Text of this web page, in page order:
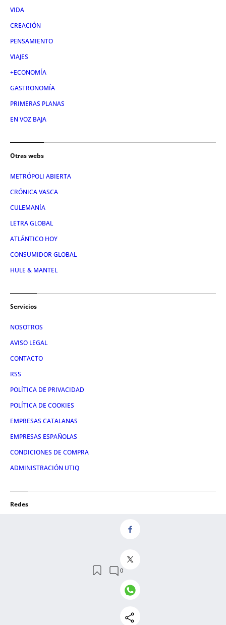
VIDA
CREACIÓN
PENSAMIENTO
VIAJES
+ECONOMÍA
GASTRONOMÍA
PRIMERAS PLANAS
EN VOZ BAJA
Otras webs
METRÓPOLI ABIERTA
CRÓNICA VASCA
CULEMANÍA
LETRA GLOBAL
ATLÁNTICO HOY
CONSUMIDOR GLOBAL
HULE & MANTEL
Servicios
NOSOTROS
AVISO LEGAL
CONTACTO
RSS
POLÍTICA DE PRIVACIDAD
POLÍTICA DE COOKIES
EMPRESAS CATALANAS
EMPRESAS ESPAÑOLAS
CONDICIONES DE COMPRA
ADMINISTRACIÓN UTIQ
Redes
© 2026 Crónica Global Media, SL